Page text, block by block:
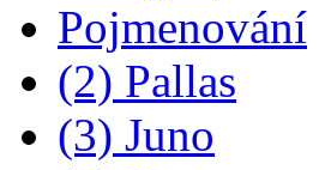
Pojmenování
(2) Pallas
(3) Juno